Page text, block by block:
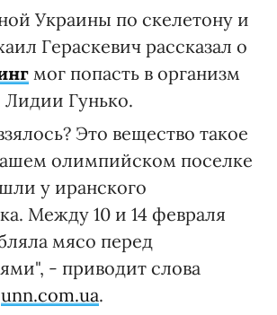
Украины по скелетону и
Гераскевич рассказал о
мог попасть в организм
Лидии Гунько.
Это вещество такое
олимпийском поселке
у иранского
Между 10 и 14 февраля
мясо перед
- приводит слова
unn.com.ua.